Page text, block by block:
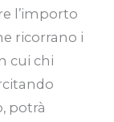
l’importo
ricorrano i
cui chi
potrà